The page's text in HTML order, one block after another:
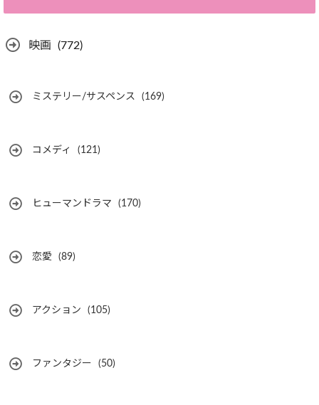
映画 (772)
ミステリー/サスペンス (169)
コメディ (121)
ヒューマンドラマ (170)
恋愛 (89)
アクション (105)
ファンタジー (50)